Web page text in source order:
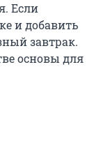
Если
и добавить
завтрак.
основы для